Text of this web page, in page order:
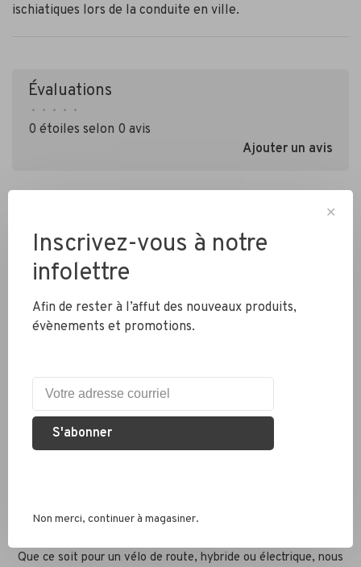
ischiatiques lors de la conduite en ville.
Évaluations
• • • • •
0 étoiles selon 0 avis
Ajouter un avis
Livraison partout au Canada
Colis envoyés en 2 jours
Éco responsable
Que ce soit pour un vélo de route, hybride ou électrique, nous
✕
Inscrivez-vous à notre
infolettre
Afin de rester à l’affut des nouveaux produits,
évènements et promotions.
S'abonner
Non merci, continuer à magasiner.